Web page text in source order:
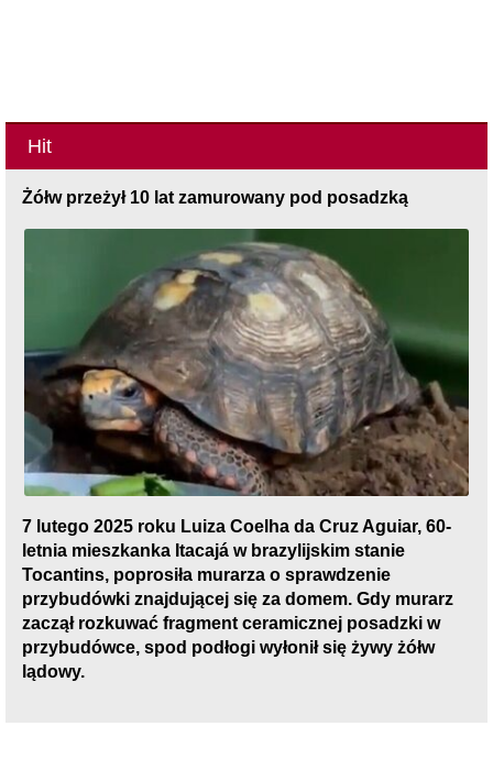
Hit
Żółw przeżył 10 lat zamurowany pod posadzką
7 lutego 2025 roku Luiza Coelha da Cruz Aguiar, 60-
letnia mieszkanka Itacajá w brazylijskim stanie
Tocantins, poprosiła murarza o sprawdzenie
przybudówki znajdującej się za domem. Gdy murarz
zaczął rozkuwać fragment ceramicznej posadzki w
przybudówce, spod podłogi wyłonił się żywy żółw
lądowy.